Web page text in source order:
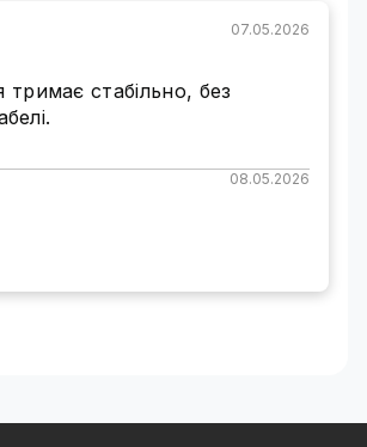
07.05.2026
стабільно, без
08.05.2026